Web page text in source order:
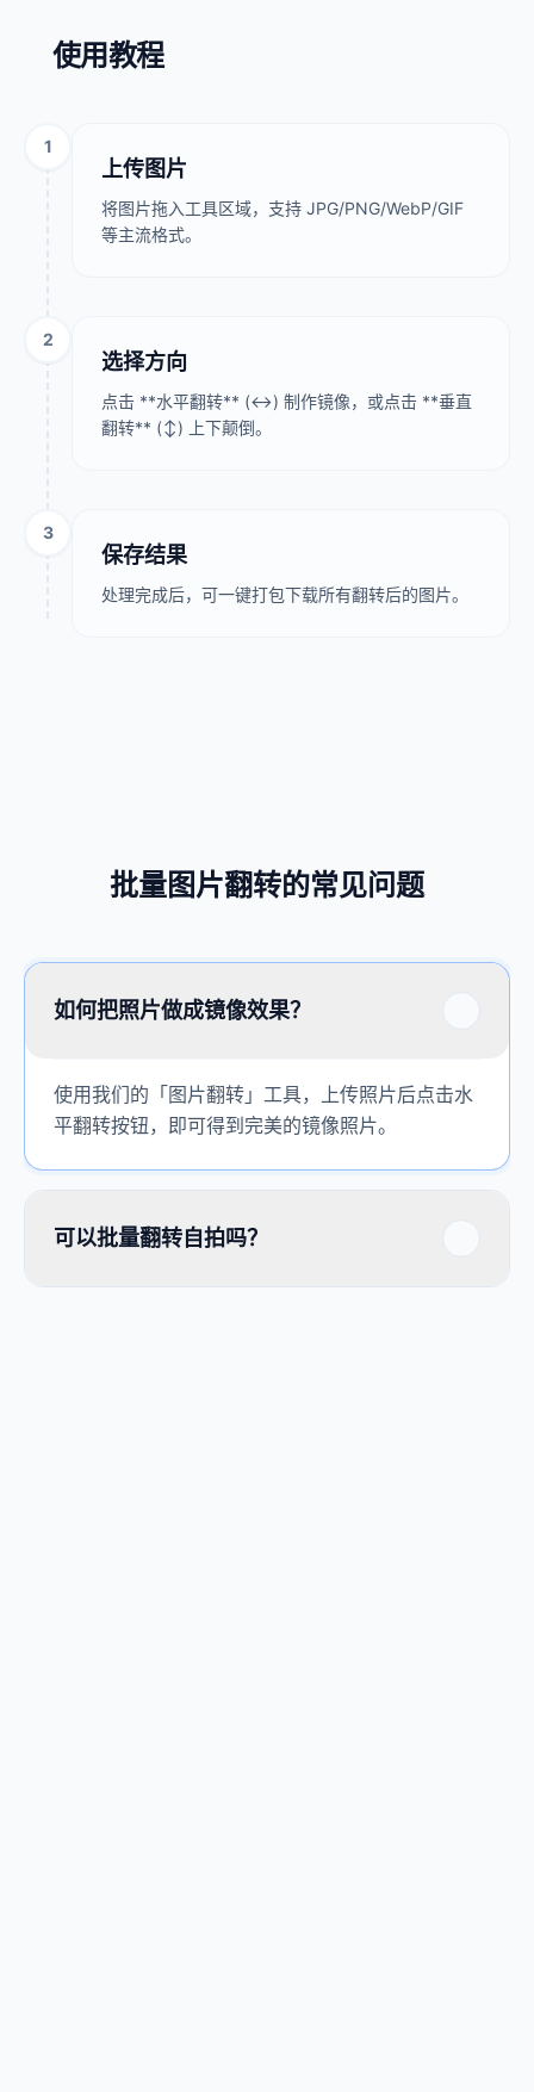
使用教程
1
上传图片
将图片拖入工具区域，支持 JPG/PNG/WebP/GIF
等主流格式。
2
选择方向
点击 **水平翻转** (↔) 制作镜像，或点击 **垂直
翻转** (↕) 上下颠倒。
3
保存结果
处理完成后，可一键打包下载所有翻转后的图片。
批量图片翻转的常见问题
如何把照片做成镜像效果？
使用我们的「图片翻转」工具，上传照片后点击水
平翻转按钮，即可得到完美的镜像照片。
可以批量翻转自拍吗？